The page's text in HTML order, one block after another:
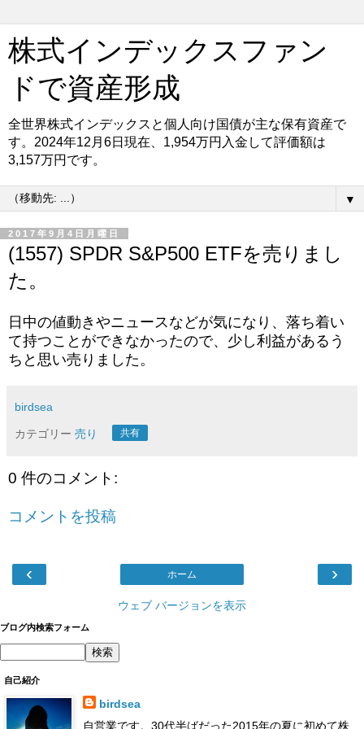
株式インデックスファン
ドで資産形成
全世界株式インデックスと個人向け国債が主な保有資産で
す。2024年12月6日現在、1,954万円入金して評価額は
3,157万円です。
▼
2017年9月4日月曜日
(1557) SPDR S&P500 ETFを売りまし
た。
日中の値動きやニュースなどが気になり、落ち着い
て持つことができなかったので、少し利益があるう
ちと思い売りました。
birdsea
カテゴリー 売り 共有
0 件のコメント:
コメントを投稿
‹ ›
ホーム
ウェブ バージョンを表示
ブログ内検索フォーム
自己紹介
birdsea
自営業です。30代半ばだった2015年の夏に初めて株